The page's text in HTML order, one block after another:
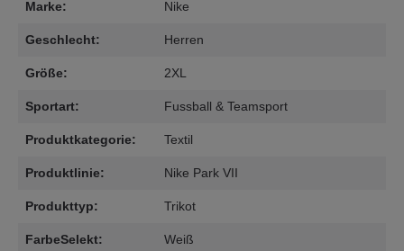
Marke: Nike
Geschlecht: Herren
Größe: 2XL
Sportart: Fussball & Teamsport
Produktkategorie: Textil
Produktlinie: Nike Park VII
Produkttyp: Trikot
FarbeSelekt: Weiß